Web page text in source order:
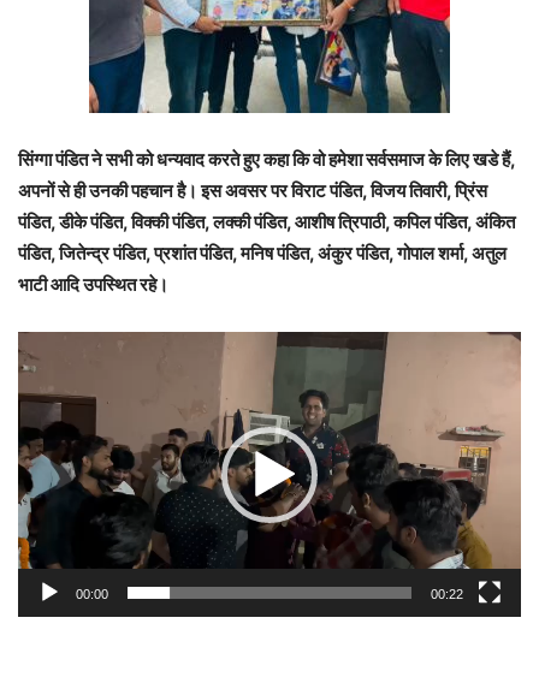
सिंग्गा पंडित ने सभी को धन्यवाद करते हुए कहा कि वो हमेशा सर्वसमाज के लिए खडे हैं,
अपनों से ही उनकी पहचान है। इस अवसर पर विराट पंडित, विजय तिवारी, प्रिंस
पंडित, डीके पंडित, विक्की पंडित, लक्की पंडित, आशीष त्रिपाठी, कपिल पंडित, अंकित
पंडित, जितेन्द्र पंडित, प्रशांत पंडित, मनिष पंडित, अंकुर पंडित, गोपाल शर्मा, अतुल
भाटी आदि उपस्थित रहे।
वीडियो
प्लेयर
00:00 00:22